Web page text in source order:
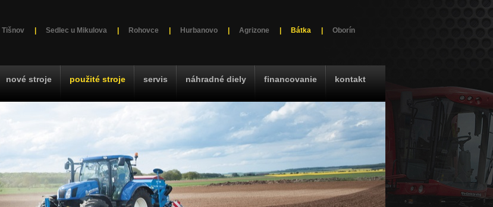
Tišnov Sedlec u Mikulova Rohovce Hurbanovo Agrizone Bátka Oborín
nové stroje použité stroje servis náhradné diely financovanie kontakt